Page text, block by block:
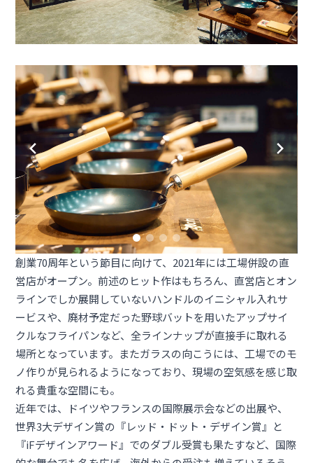
創業70周年という節目に向けて、2021年には工場併設の直
営店がオープン。前述のヒット作はもちろん、直営店とオン
ラインでしか展開していないハンドルのイニシャル入れサ
ービスや、廃材予定だった野球バットを用いたアップサイ
クルなフライパンなど、全ラインナップが直接手に取れる
場所となっています。またガラスの向こうには、工場でのモ
ノ作りが見られるようになっており、現場の空気感を感じ取
れる貴重な空間にも。
近年では、ドイツやフランスの国際展示会などの出展や、
世界3大デザイン賞の『レッド・ドット・デザイン賞』と
『iFデザインアワード』でのダブル受賞も果たすなど、国際